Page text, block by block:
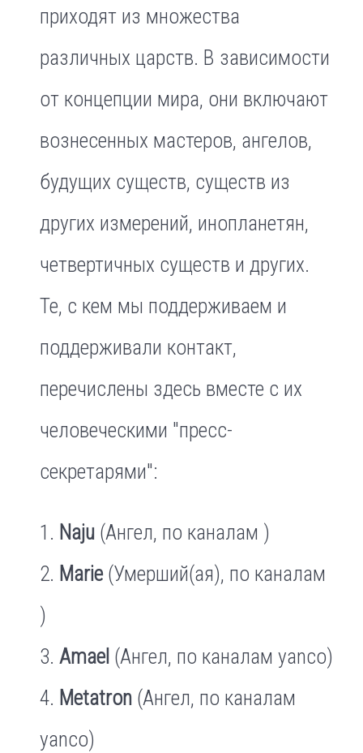
приходят из множества
различных царств. В зависимости
от концепции мира, они включают
вознесенных мастеров, ангелов,
будущих существ, существ из
других измерений, инопланетян,
четвертичных существ и других.
Те, с кем мы поддерживаем и
поддерживали контакт,
перечислены здесь вместе с их
человеческими "пресс-
секретарями":
Naju (Ангел, по каналам )
Marie(Умерший(ая), по каналам
)
Amael (Ангел, по каналам yanco)
Metatron (Ангел, по каналам
yanco)